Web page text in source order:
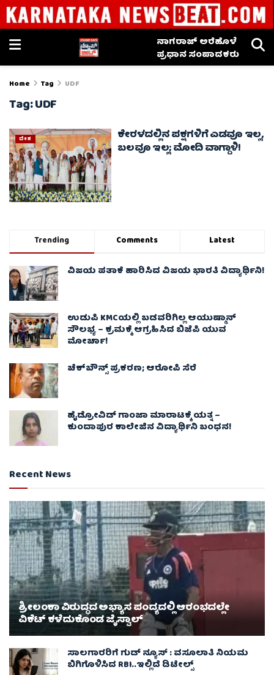
ನಾಗರಾಜ್ ಅರೆಹೊಳೆ
ಪ್ರಧಾನ ಸಂಪಾದಕರು
Home Tag UDF
Tag:UDF
ದೇಶ ಕೇರಳದಲ್ಲಿನ ಪಕ್ಷಗಳಿಗೆ ಎಡವೂ ಇಲ್ಲ,
ಬಲವೂ ಇಲ್ಲ; ಮೋದಿ ವಾಗ್ದಾಳಿ!
Trending Comments Latest
ವಿಜಯ ಪತಾಕೆ ಹಾರಿಸಿದ ವಿಜಯ ಭಾರತಿ ವಿದ್ಯಾರ್ಥಿನಿ!
ಉಡುಪಿ KMCಯಲ್ಲಿ ಬಡವರಿಗಿಲ್ಲ ಆಯುಷ್ಮಾನ್
ಸೌಲಭ್ಯ – ಕ್ರಮಕ್ಕೆ ಆಗ್ರಹಿಸಿದ ಬಿಜೆಪಿ ಯುವ
ಮೋರ್ಚಾ!
ಚೆಕ್​ಬೌನ್ಸ್​ ಪ್ರಕರಣ; ಆರೋಪಿ ಸೆರೆ
ಹೈಡ್ರೋವಿಡ್ ಗಾಂಜಾ ಮಾರಾಟಕ್ಕೆ ಯತ್ನ –
ಕುಂದಾಪುರ ಕಾಲೇಜಿನ ವಿದ್ಯಾರ್ಥಿನಿ ಬಂಧನ!
Recent News
ಶ್ರೀಲಂಕಾ ವಿರುದ್ಧದ ಅಭ್ಯಾಸ ಪಂದ್ಯದಲ್ಲಿ ಆರಂಭದಲ್ಲೇ
ವಿಕೆಟ್ ಕಳೆದುಕೊಂಡ ಜೈಸ್ವಾಲ್
ಸಾಲಗಾರರಿಗೆ ಗುಡ್ ನ್ಯೂಸ್ : ವಸೂಲಾತಿ ನಿಯಮ
ಬಿಗಿಗೊಳಿಸಿದ RBI..ಇಲ್ಲಿದೆ ಡಿಟೇಲ್ಸ್